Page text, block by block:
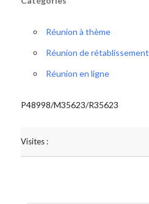
Réunion à thème
Réunion de rétablissement
Réunion en ligne
P48998/M35623/R35623
Visites :